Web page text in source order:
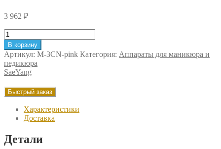
3 962 ₽
Количество
товара
Блок
управления
Marathon
-
3
Champion,
педали,
(Корея)
В корзину
Артикул: M-3CN-pink Категория: Аппараты для маникюра и
педикюра
SaeYang
Быстрый заказ
Характеристики
Доставка
Детали